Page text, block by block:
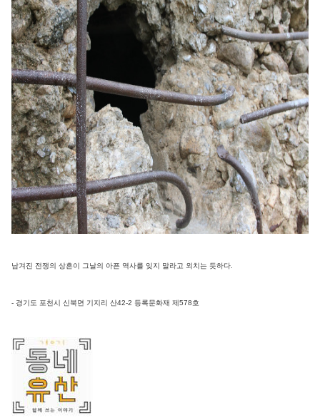
남겨진 전쟁의 상흔이 그날의 아픈 역사를 잊지 말라고 외치는 듯하다.
- 경기도 포천시 신북면 기지리 산42-2 등록문화재 제578호